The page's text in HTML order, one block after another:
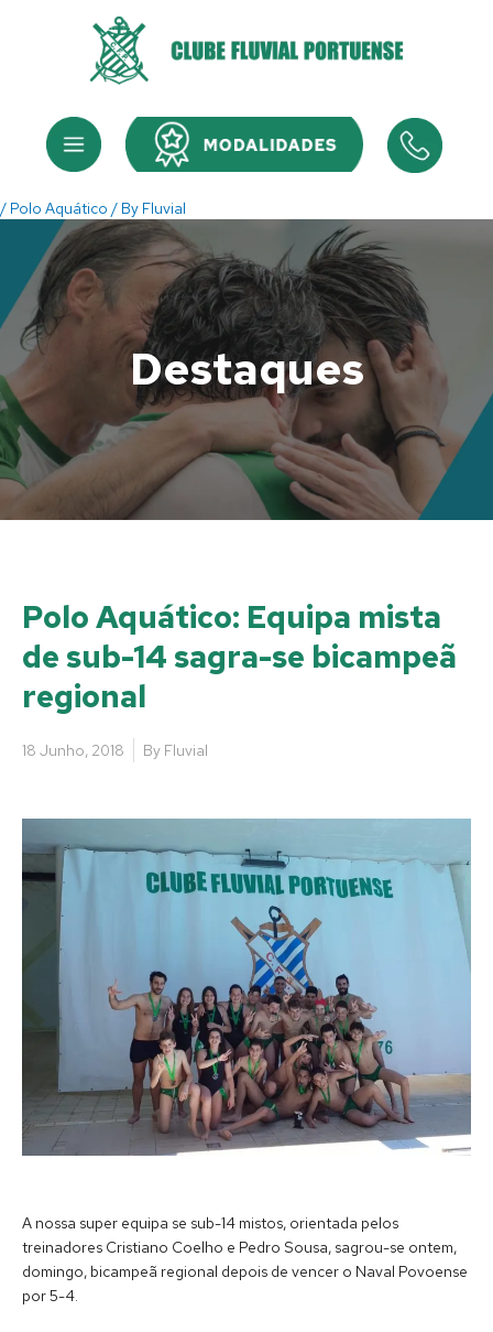
Menu Menu
/ Polo Aquático / By Fluvial
Destaques
Polo Aquático: Equipa mista
de sub-14 sagra-se bicampeã
regional
18 Junho, 2018 By Fluvial
A nossa super equipa se sub-14 mistos, orientada pelos
treinadores Cristiano Coelho e Pedro Sousa, sagrou-se ontem,
domingo, bicampeã regional depois de vencer o Naval Povoense
por 5-4.